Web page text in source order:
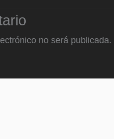
no será publicada.